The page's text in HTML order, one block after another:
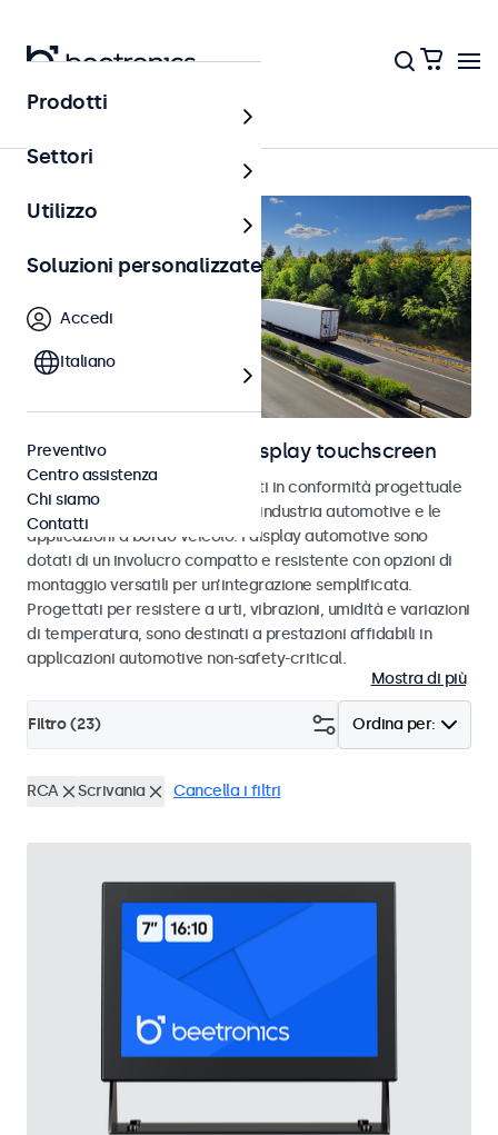
Home
Monitor automotive e display touchscreen
Monitor e touchscreen sviluppati in conformità progettuale
agli standard eMark e SAE per l’industria automotive e le
applicazioni a bordo veicolo. I display automotive sono
dotati di un involucro compatto e resistente con opzioni di
montaggio versatili per un’integrazione semplificata.
Progettati per resistere a urti, vibrazioni, umidità e variazioni
di temperatura, sono destinati a prestazioni affidabili in
applicazioni automotive non-safety-critical.
Mostra di più
Ordina per:
Filtro (23)
RCA Scrivania Cancella i filtri
Prodotti
Settori
Utilizzo
Soluzioni personalizzate
Accedi
Italiano
Preventivo
Centro assistenza
Chi siamo
Contatti